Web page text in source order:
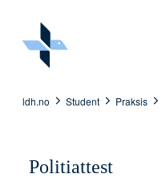
ldh.no Student Praksis
Politiattest